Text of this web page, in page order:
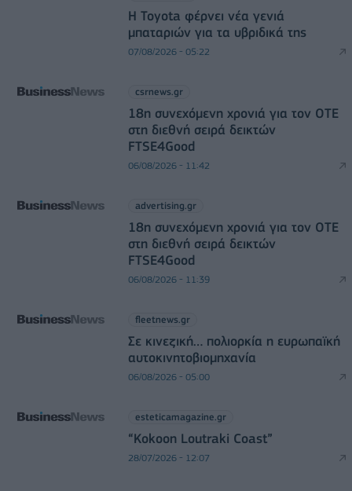
Η Toyota φέρνει νέα γενιά
μπαταριών για τα υβριδικά της
07/08/2026 - 05:22
csrnews.gr
18η συνεχόμενη χρονιά για τον ΟΤΕ
στη διεθνή σειρά δεικτών
FTSE4Good
06/08/2026 - 11:42
advertising.gr
18η συνεχόμενη χρονιά για τον ΟΤΕ
στη διεθνή σειρά δεικτών
FTSE4Good
06/08/2026 - 11:39
fleetnews.gr
Σε κινεζική… πολιορκία η ευρωπαϊκή
αυτοκινητοβιομηχανία
06/08/2026 - 05:00
esteticamagazine.gr
“Kokoon Loutraki Coast”
28/07/2026 - 12:07